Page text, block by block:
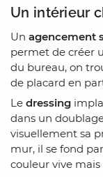
Un intérieur
Un agencement
permet de créer
du bureau, on
de placard en
Le dressing
dans un
visuellement sa
mur, il se fond
couleur vive